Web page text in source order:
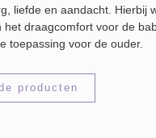
liefde en aandacht. Hierbij
het draagcomfort voor de
toepassing voor de ouder.
producten